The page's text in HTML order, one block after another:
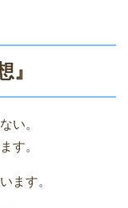
』
い。
す。
ます。